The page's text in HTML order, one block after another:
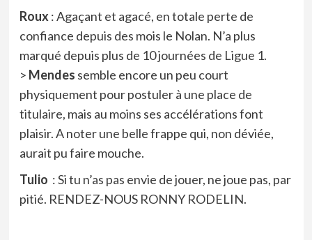
Roux : Agaçant et agacé, en totale perte de
confiance depuis des mois le Nolan. N’a plus
marqué depuis plus de 10 journées de Ligue 1.
> Mendes semble encore un peu court
physiquement pour postuler à une place de
titulaire, mais au moins ses accélérations font
plaisir. A noter une belle frappe qui, non déviée,
aurait pu faire mouche.
Tulio : Si tu n’as pas envie de jouer, ne joue pas, par
pitié. RENDEZ-NOUS RONNY RODELIN.